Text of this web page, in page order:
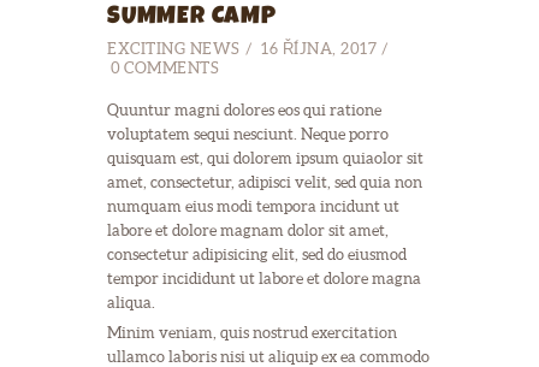
SUMMER CAMP
EXCITING NEWS
16 ŘÍJNA, 2017
0 COMMENTS
Quuntur magni dolores eos qui ratione
voluptatem sequi nesciunt. Neque porro
quisquam est, qui dolorem ipsum quiaolor sit
amet, consectetur, adipisci velit, sed quia non
numquam eius modi tempora incidunt ut
labore et dolore magnam dolor sit amet,
consectetur adipisicing elit, sed do eiusmod
tempor incididunt ut labore et dolore magna
aliqua.
Minim veniam, quis nostrud exercitation
ullamco laboris nisi ut aliquip ex ea commodo